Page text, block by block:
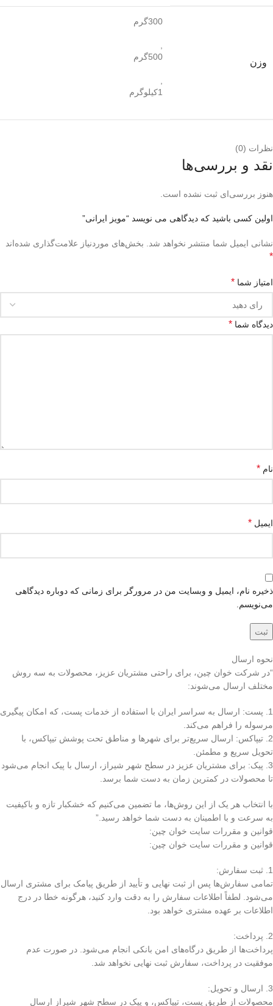
وزن
300گرم
500گرم
1کیلوگرم
نظرات (0)
نقد و بررسی‌ها
هنوز بررسی‌ای ثبت نشده است.
اولین کسی باشید که دیدگاهی می نویسد “مویز ایرانی”
نشانی ایمیل شما منتشر نخواهد شد. بخش‌های موردنیاز علامت‌گذاری شده‌اند
*
امتیاز شما *
دیدگاه شما *
نام *
ایمیل *
ذخیره نام، ایمیل و وبسایت من در مرورگر برای زمانی که دوباره دیدگاهی
می‌نویسم.
نحوه ارسال
“در شرکت خوان چین، برای راحتی مشتریان عزیز، محصولات به سه روش
مختلف ارسال می‌شوند:
1. پست: ارسال به سراسر ایران با استفاده از خدمات پست، که امکان پیگیری
مرسوله را فراهم می‌کند.
2. تیپاکس: ارسال سریع‌تر برای شهرها و مناطق تحت پوشش تیپاکس، با
تحویل سریع و مطمئن.
3. پیک: برای مشتریان عزیز در سطح شهر شیراز، ارسال با پیک انجام می‌شود
تا محصولات در کمترین زمان به دست شما برسد.
با انتخاب هر یک از این روش‌ها، ما تضمین می‌کنیم که خشکبار تازه و باکیفیت
به سرعت و با اطمینان به دست شما خواهد رسید.”
قوانین و مقررات سایت خوان چین:
قوانین و مقررات سایت خوان چین:
1. ثبت سفارش:
تمامی سفارش‌ها پس از ثبت نهایی و تأیید از طریق پیامک برای مشتری ارسال
می‌شود. لطفاً اطلاعات سفارش را به دقت وارد کنید، هرگونه خطا در درج
اطلاعات بر عهده مشتری خواهد بود.
2. پرداخت:
پرداخت‌ها از طریق درگاه‌های امن بانکی انجام می‌شود. در صورت عدم
موفقیت در پرداخت، سفارش ثبت نهایی نخواهد شد.
3. ارسال و تحویل:
محصولات از طریق پست، تیپاکس، و پیک در سطح شهر شیراز ارسال